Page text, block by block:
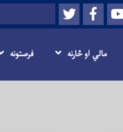
Youtube
Facebook
Twitter
لټون
مالي او څارنه فرصتونه